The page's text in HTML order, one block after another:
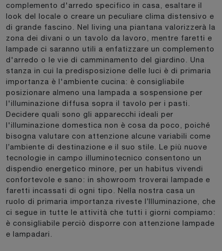
complemento d'arredo specifico in casa, esaltare il
look del locale o creare un peculiare clima distensivo e
di grande fascino. Nel living una piantana valorizzerà la
zona dei divani o un tavolo da lavoro, mentre faretti e
lampade ci saranno utili a enfatizzare un complemento
d'arredo o le vie di camminamento del giardino. Una
stanza in cui la predisposizione delle luci è di primaria
importanza è l'ambiente cucina: è consigliabile
posizionare almeno una lampada a sospensione per
l'illuminazione diffusa sopra il tavolo per i pasti.
Decidere quali sono gli apparecchi ideali per
l'illuminazione domestica non è cosa da poco, poiché
bisogna valutare con attenzione alcune variabili come
l’ambiente di destinazione e il suo stile. Le più nuove
tecnologie in campo illuminotecnico consentono un
dispendio energetico minore, per un habitus vivendi
confortevole e sano: in showroom troverai lampade e
faretti incassati di ogni tipo. Nella nostra casa un
ruolo di primaria importanza riveste l’Illuminazione, che
ci segue in tutte le attività che tutti i giorni compiamo:
è consigliabile perciò disporre con attenzione lampade
e lampadari.